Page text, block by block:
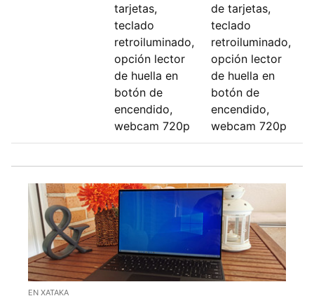
tarjetas,
teclado
retroiluminado,
opción lector
de huella en
botón de
encendido,
webcam 720p
de tarjetas,
teclado
retroiluminado,
opción lector
de huella en
botón de
encendido,
webcam 720p
EN XATAKA